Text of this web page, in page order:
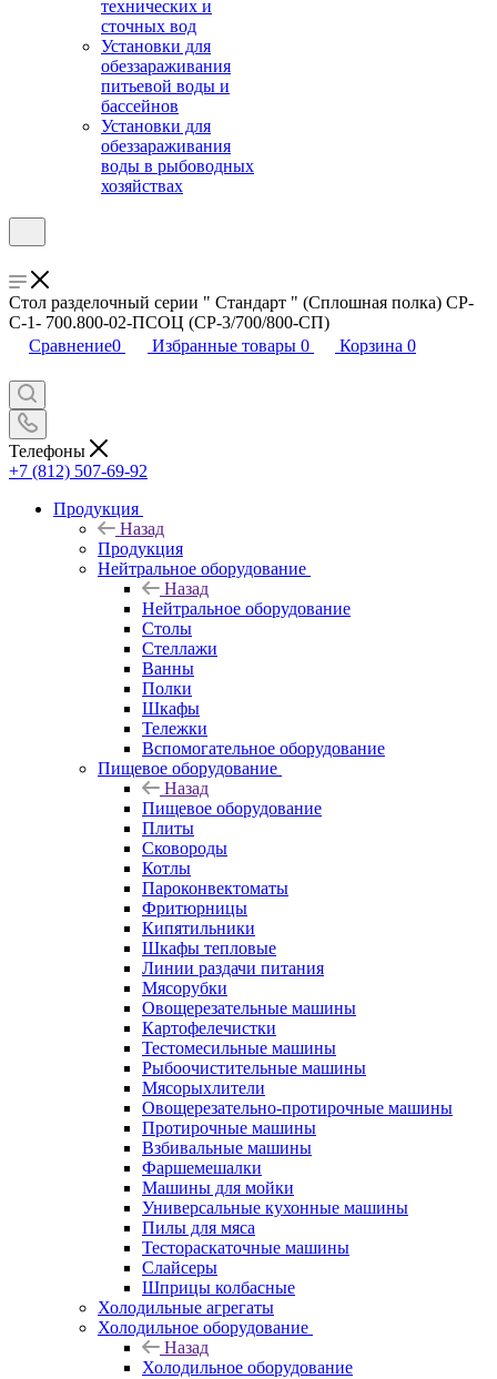
технических и
сточных вод
Установки для
обеззараживания
питьевой воды и
бассейнов
Установки для
обеззараживания
воды в рыбоводных
хозяйствах
Стол разделочный серии " Стандарт " (Сплошная полка) СР-
С-1- 700.800-02-ПСОЦ (СР-3/700/800-СП)
Сравнение0 Избранные товары 0 Корзина 0
Телефоны
+7 (812) 507-69-92
Продукция
Назад
Продукция
Нейтральное оборудование
Назад
Нейтральное оборудование
Столы
Стеллажи
Ванны
Полки
Шкафы
Тележки
Вспомогательное оборудование
Пищевое оборудование
Назад
Пищевое оборудование
Плиты
Сковороды
Котлы
Пароконвектоматы
Фритюрницы
Кипятильники
Шкафы тепловые
Линии раздачи питания
Мясорубки
Овощерезательные машины
Картофелечистки
Тестомесильные машины
Рыбоочистительные машины
Мясорыхлители
Овощерезательно-протирочные машины
Протирочные машины
Взбивальные машины
Фаршемешалки
Машины для мойки
Универсальные кухонные машины
Пилы для мяса
Тестораскаточные машины
Слайсеры
Шприцы колбасные
Холодильные агрегаты
Холодильное оборудование
Назад
Холодильное оборудование